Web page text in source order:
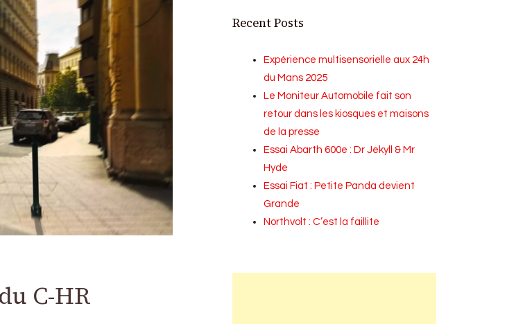
C-HR
Recent Posts
Expérience multisensorielle aux 24h
du Mans 2025
Le Moniteur Automobile fait son
retour dans les kiosques et maisons
de la presse
Essai Abarth 600e : Dr Jekyll & Mr
Hyde
Essai Fiat : Petite Panda devient
Grande
Northvolt : C’est la faillite